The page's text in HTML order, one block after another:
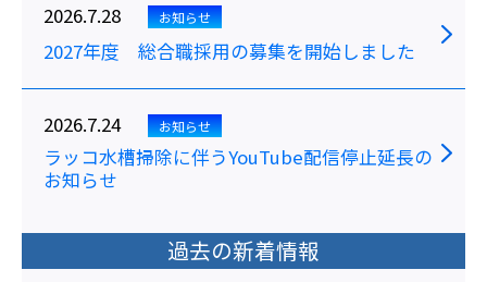
2026.7.28 お知らせ
2027年度 総合職採用の募集を開始しました
2026.7.24 お知らせ
ラッコ水槽掃除に伴うYouTube配信停止延長の
お知らせ
過去の新着情報